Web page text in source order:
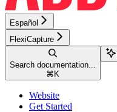
Español
FlexiCapture
Search documentation...
⌘ K
Website
Get Started